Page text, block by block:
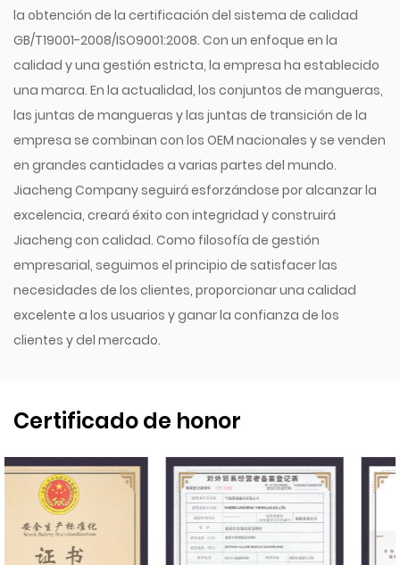
la obtención de la certificación del sistema de calidad
GB/T19001-2008/ISO9001:2008. Con un enfoque en la
calidad y una gestión estricta, la empresa ha establecido
una marca. En la actualidad, los conjuntos de mangueras,
las juntas de mangueras y las juntas de transición de la
empresa se combinan con los OEM nacionales y se venden
en grandes cantidades a varias partes del mundo.
Jiacheng Company seguirá esforzándose por alcanzar la
excelencia, creará éxito con integridad y construirá
Jiacheng con calidad. Como filosofía de gestión
empresarial, seguimos el principio de satisfacer las
necesidades de los clientes, proporcionar una calidad
excelente a los usuarios y ganar la confianza de los
clientes y del mercado.
Certificado de honor